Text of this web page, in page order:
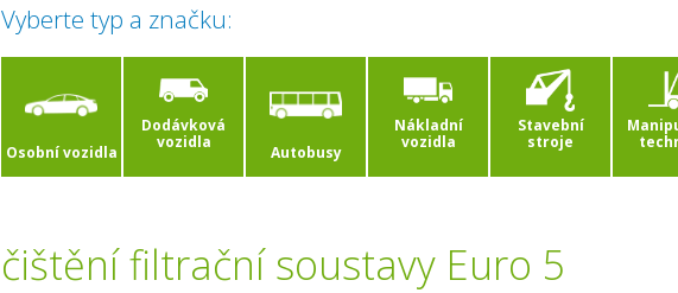
Vyberte typ a značku:
Osobní vozidla
Dodávková
vozidla
Autobusy
Nákladní
vozidla
Stavební
stroje
čištění filtrační soustavy Euro 5